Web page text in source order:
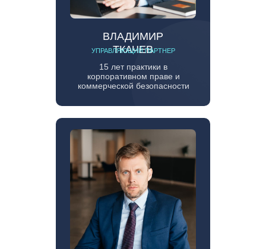
ВЛАДИМИР
ТКАЧЕВ
УПРАВЛЯЮЩИЙ ПАРТНЕР
15 лет практики в
корпоративном праве и
коммерческой безопасности